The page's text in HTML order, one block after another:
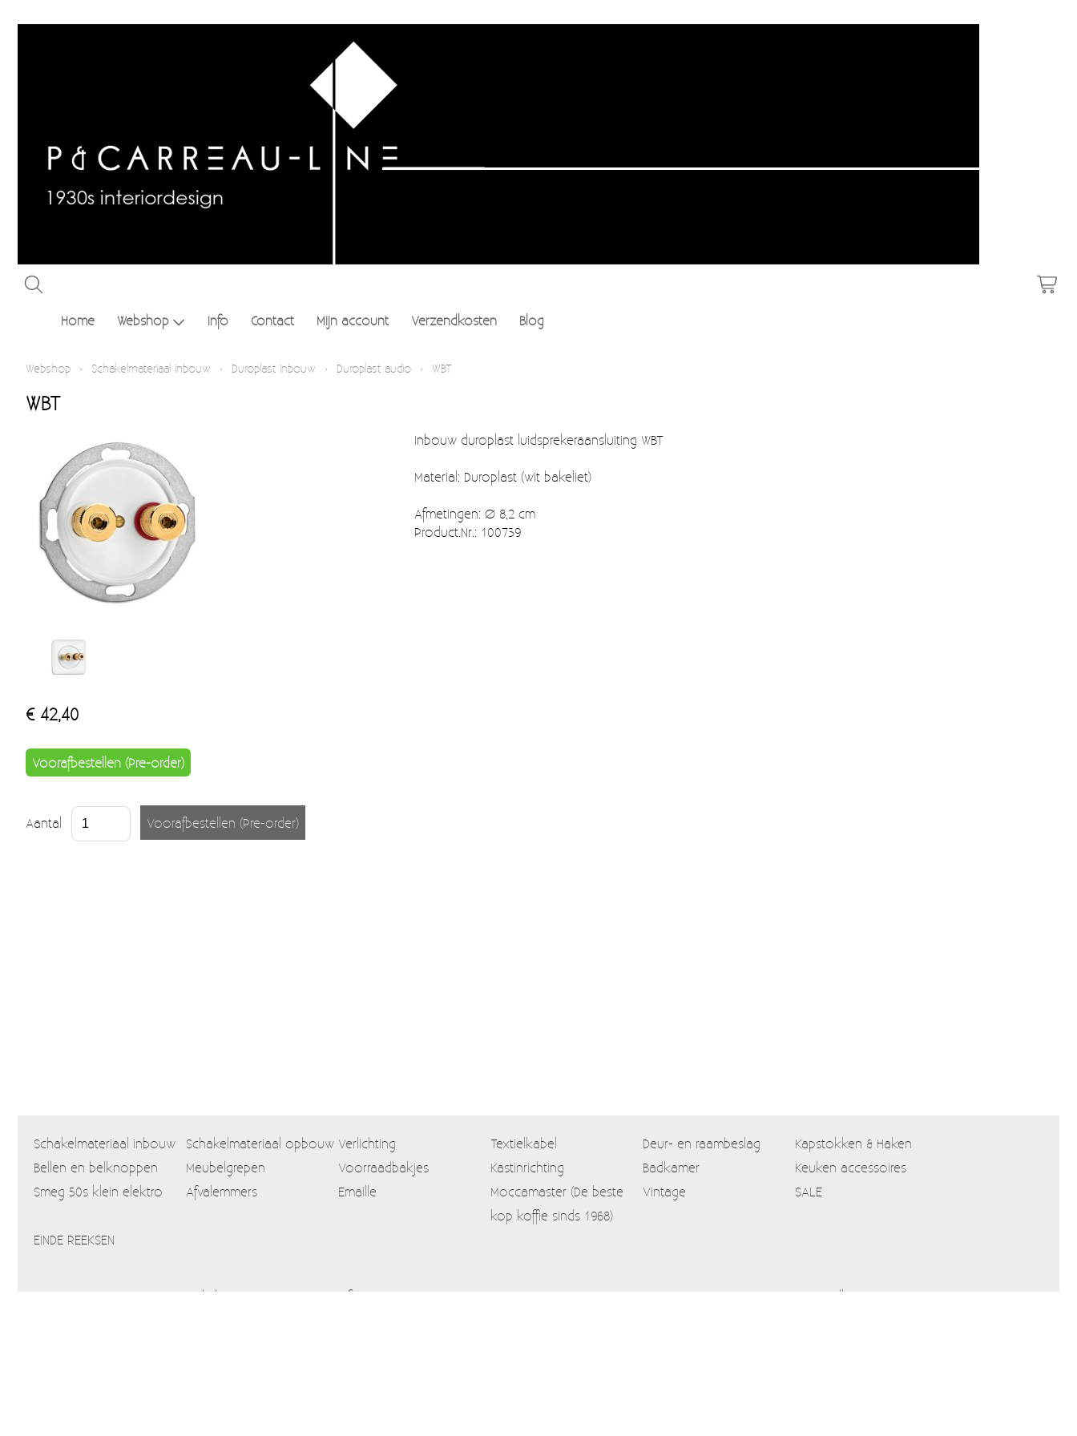
Home Webshop Info Contact Mijn account Verzendkosten Blog
Webshop › Schakelmateriaal inbouw › Duroplast inbouw › Duroplast audio › WBT
WBT
Inbouw duroplast luidsprekeraansluiting WBT
Material: Duroplast (wit bakeliet)
Afmetingen: Ø 8,2 cm
Product.Nr.: 100739
€ 42,40
Voorafbestellen (Pre-order)
Aantal
Schakelmateriaal inbouw Schakelmateriaal opbouw Verlichting Textielkabel Deur- en raambeslag
Kapstokken & Haken
Bellen en belknoppen
Meubelgrepen Voorraadbakjes Kastinrichting Badkamer
Keuken accessoires
Smeg 50s klein elektro
Afvalemmers Emaille
Moccamaster (De beste
kop koffie sinds 1968)
Vintage SALE
EINDE REEKSEN
Webshop Info
Verzendkosten